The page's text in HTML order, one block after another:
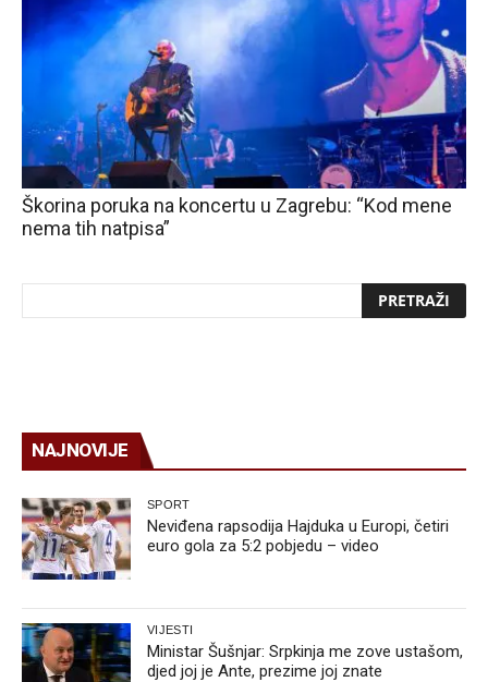
Škorina poruka na koncertu u Zagrebu: “Kod mene
nema tih natpisa”
NAJNOVIJE
SPORT
Neviđena rapsodija Hajduka u Europi, četiri
euro gola za 5:2 pobjedu – video
VIJESTI
Ministar Šušnjar: Srpkinja me zove ustašom,
djed joj je Ante, prezime joj znate